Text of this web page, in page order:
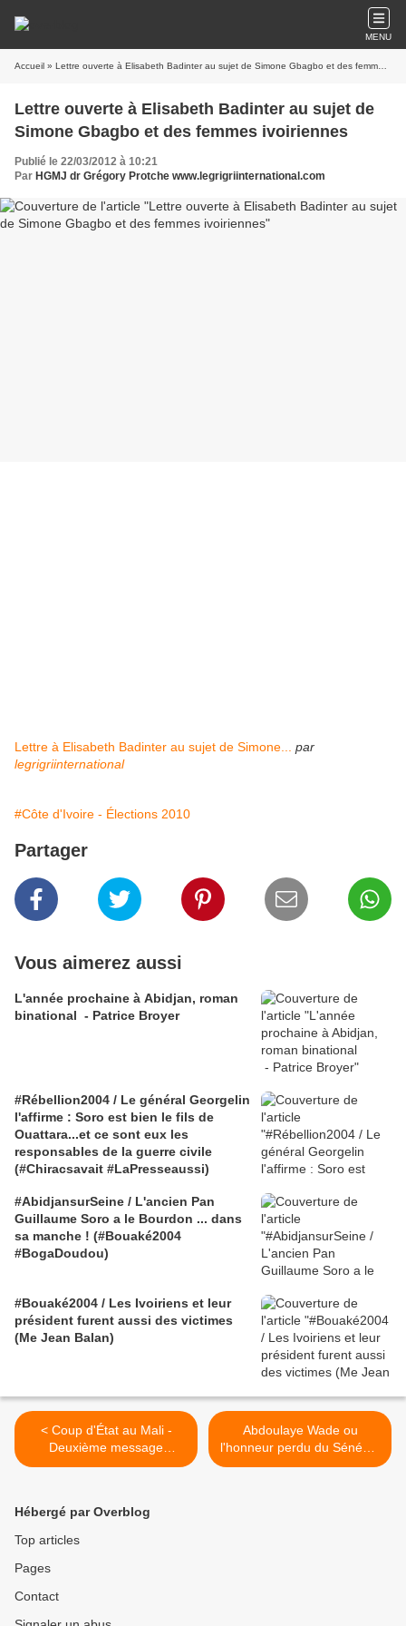
MENU
Accueil » Lettre ouverte à Elisabeth Badinter au sujet de Simone Gbagbo et des femmes ivoiriennes
Lettre ouverte à Elisabeth Badinter au sujet de
Simone Gbagbo et des femmes ivoiriennes
Publié le 22/03/2012 à 10:21
Par HGMJ dr Grégory Protche www.legrigriinternational.com
Lettre à Elisabeth Badinter au sujet de Simone...
par
legrigriinternational
#Côte d'Ivoire - Élections 2010
Partager
Vous aimerez aussi
L'année prochaine à Abidjan, roman
binational - Patrice Broyer
#Rébellion2004 / Le général Georgelin
l'affirme : Soro est bien le fils de
Ouattara...et ce sont eux les
responsables de la guerre civile
(#Chiracsavait #LaPresseaussi)
#AbidjansurSeine / L'ancien Pan
Guillaume Soro a le Bourdon ... dans
sa manche ! (#Bouaké2004
#BogaDoudou)
#Bouaké2004 / Les Ivoiriens et leur
président furent aussi des victimes
(Me Jean Balan)
< Coup d'État au Mali -
Deuxième message
(Capitaine Sanogo)
Abdoulaye Wade ou
l'honneur perdu du Sénégal
- par Malick Noël Seck >
Hébergé par Overblog
Top articles
Pages
Contact